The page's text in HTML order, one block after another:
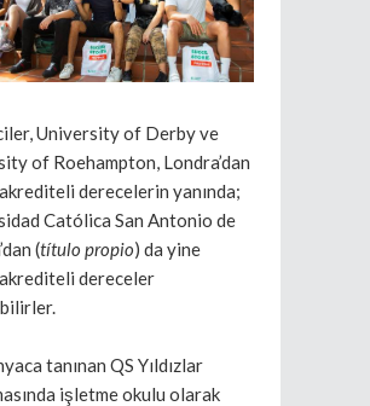
University of Derby ve
of Roehampton, Londra’dan
derecelerin yanında;
Católica San Antonio de
(título propio) da yine
dereceler
tanınan QS Yıldızlar
işletme okulu olarak